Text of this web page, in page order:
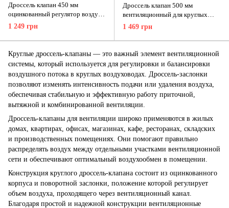
Дроссель клапан 450 мм
оцинкованный регулятор воздуха
для вентиляционного канала
1 249 грн
Дроссель клапан 500 мм
вентиляционный для круглых
воздуховодов с ручным
управлением
1 469 грн
Круглые дроссель-клапаны — это важный элемент вентиляционной
системы, который используется для регулировки и балансировки
воздушного потока в круглых воздуховодах. Дроссель-заслонки
позволяют изменять интенсивность подачи или удаления воздуха,
обеспечивая стабильную и эффективную работу приточной,
вытяжной и комбинированной вентиляции.
Дроссель-клапаны для вентиляции широко применяются в жилых
домах, квартирах, офисах, магазинах, кафе, ресторанах, складских
и производственных помещениях. Они помогают правильно
распределять воздух между отдельными участками вентиляционной
сети и обеспечивают оптимальный воздухообмен в помещении.
Конструкция круглого дроссель-клапана состоит из оцинкованного
корпуса и поворотной заслонки, положение которой регулирует
объем воздуха, проходящего через вентиляционный канал.
Благодаря простой и надежной конструкции вентиляционные